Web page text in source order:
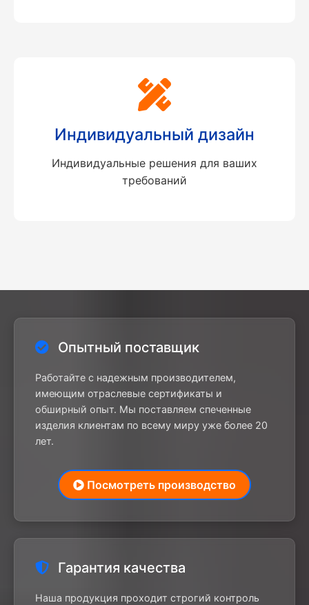
Индивидуальный дизайн
Индивидуальные решения для ваших
требований
Опытный поставщик
Работайте с надежным производителем,
имеющим отраслевые сертификаты и
обширный опыт. Мы поставляем спеченные
изделия клиентам по всему миру уже более 20
лет.
Посмотреть производство
Гарантия качества
Наша продукция проходит строгий контроль